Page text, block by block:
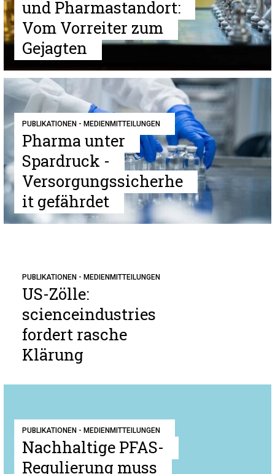
und Pharmastandort:
Vom Vorreiter zum
Gejagten
PUBLIKATIONEN - MEDIENMITTEILUNGEN
Pharma unter
Spardruck -
Versorgungssicherhe
it gefährdet
PUBLIKATIONEN - MEDIENMITTEILUNGEN
US-Zölle:
scienceindustries
fordert rasche
Klärung
PUBLIKATIONEN - MEDIENMITTEILUNGEN
Nachhaltige PFAS-
Regulierung muss